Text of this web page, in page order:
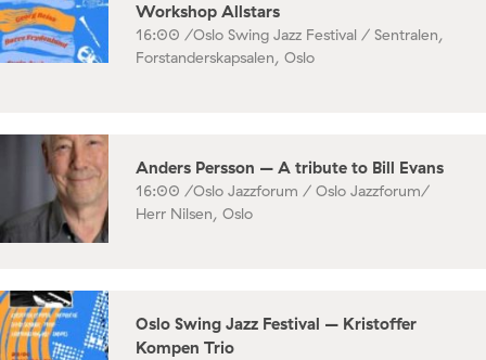
Workshop Allstars
16:00 /Oslo Swing Jazz Festival / Sentralen,
Forstanderskapsalen, Oslo
Anders Persson – A tribute to Bill Evans
16:00 /Oslo Jazzforum / Oslo Jazzforum/
Herr Nilsen, Oslo
Oslo Swing Jazz Festival – Kristoffer
Kompen Trio